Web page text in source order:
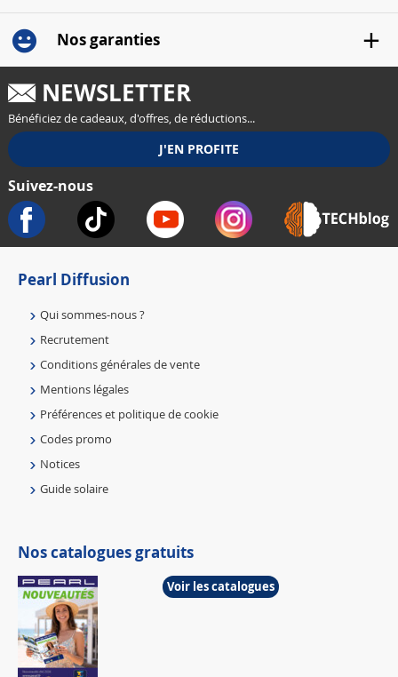
Nos garanties
NEWSLETTER
Bénéficiez de cadeaux, d'offres, de réductions...
Suivez-nous
Pearl Diffusion
Qui sommes-nous ?
Recrutement
Conditions générales de vente
Mentions légales
Préférences et politique de cookie
Codes promo
Notices
Guide solaire
Nos catalogues gratuits
Voir les catalogues